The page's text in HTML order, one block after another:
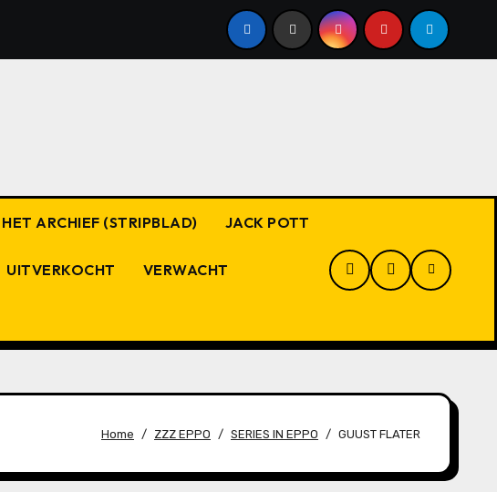
HET ARCHIEF (STRIPBLAD) JACK POTT
UITVERKOCHT VERWACHT
Home ZZZ EPPO SERIES IN EPPO GUUST FLATER